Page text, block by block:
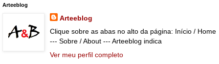
Arteeblog
Arteeblog
Clique sobre as abas no alto da página: Início / Home
--- Sobre / About --- Arteeblog indica
Ver meu perfil completo